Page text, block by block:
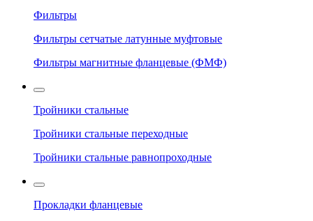
Фильтры
Фильтры сетчатые латунные муфтовые
Фильтры магнитные фланцевые (ФМФ)
Тройники стальные
Тройники стальные переходные
Тройники стальные равнопроходные
Прокладки фланцевые